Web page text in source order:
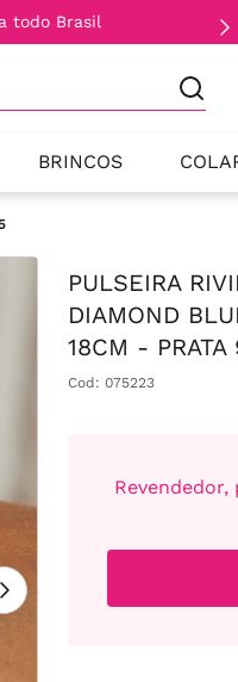
todo Brasil
BRINCOS
PULSEIRA
DIAMOND
18CM - PRATA
Cod: 075223